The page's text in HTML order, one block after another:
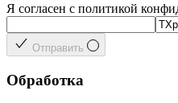
Я согласен с политикой
Отправить
Обработка